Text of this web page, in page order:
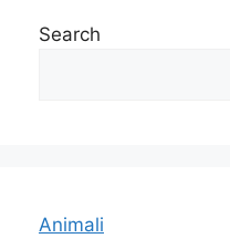
Search
Animali